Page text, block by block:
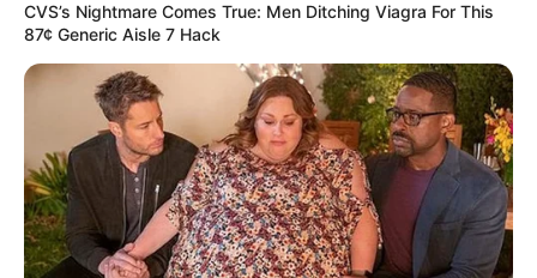
CVS’s Nightmare Comes True: Men Ditching Viagra For This
87¢ Generic Aisle 7 Hack